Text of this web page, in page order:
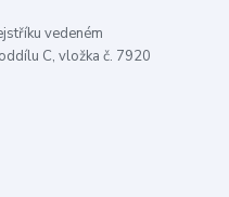
vedeném
C, vložka č. 7920